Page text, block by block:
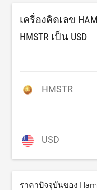
เครื่องคิดเลข
HMSTR เป็น USD
HMSTR
USD
ราคาปัจจุบันของ